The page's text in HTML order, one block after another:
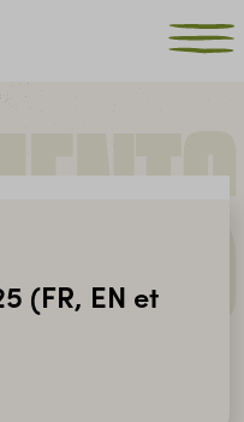
(FR, EN et